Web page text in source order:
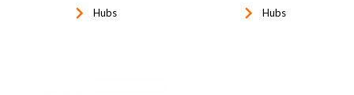
keyboard_arrow_right Hubs keyboard_arrow_right Hubs